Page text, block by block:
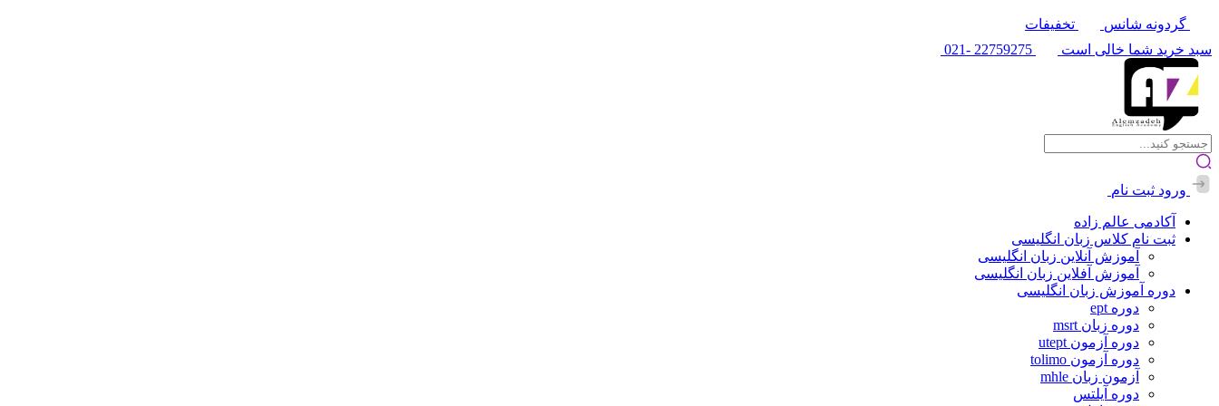
گردونه شانس
تخفیفات
سبد خرید شما خالی است
22759275
-021
ورود ثبت نام
آکادمی عالم زاده
ثبت نام کلاس زبان انگلیسی
آموزش آنلاین زبان انگلیسی
آموزش آفلاین زبان انگلیسی
دوره آموزش زبان انگلیسی
دوره ept
دوره زبان msrt
دوره آزمون utept
دوره آزمون tolimo
آزمون زبان mhle
دوره آیلتس